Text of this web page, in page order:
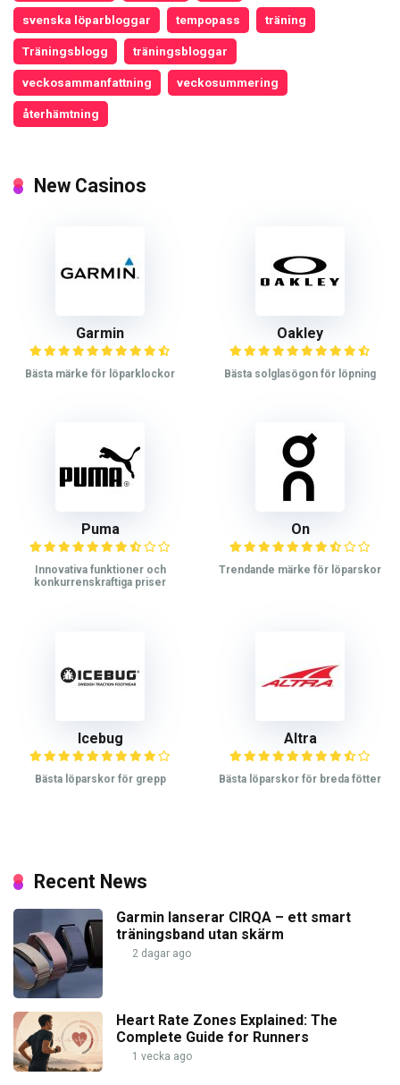
svenska löparbloggar tempopass träning
Träningsblogg träningsbloggar
veckosammanfattning veckosummering
återhämtning
New Casinos
Garmin
Bästa märke för löparklockor
Oakley
Bästa solglasögon för löpning
Puma
Innovativa funktioner och
konkurrenskraftiga priser
On
Trendande märke för löparskor
Icebug
Bästa löparskor för grepp
Altra
Bästa löparskor för breda fötter
Recent News
Garmin lanserar CIRQA – ett smart
träningsband utan skärm
2 dagar ago
Heart Rate Zones Explained: The
Complete Guide for Runners
1 vecka ago